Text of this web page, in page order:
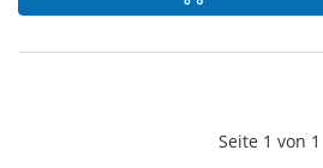
Seite 1 von 1